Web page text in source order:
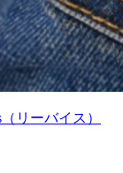
リーバイス）